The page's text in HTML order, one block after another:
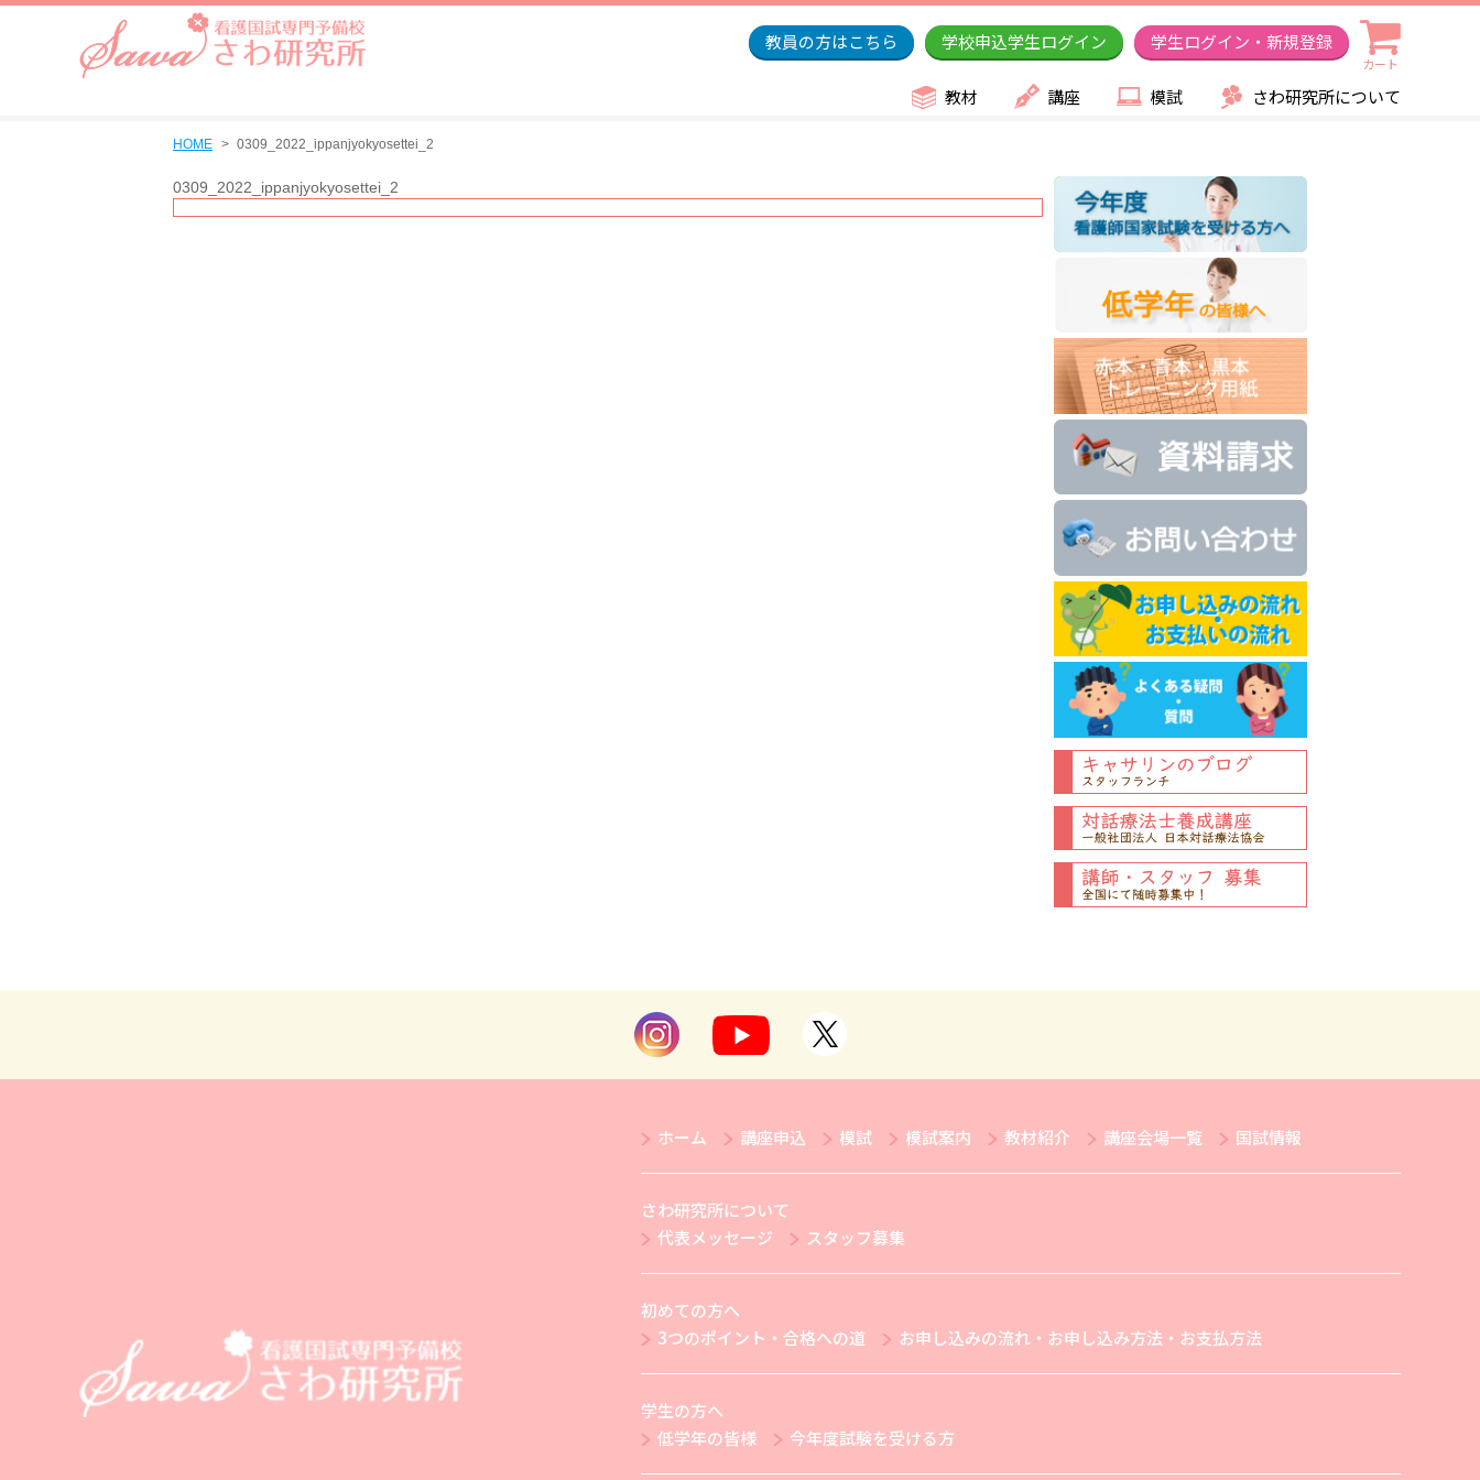
教員の方はこちら 学校申込学生ログイン 学生ログイン・新規登録
カート
教材 講座 模試 さわ研究所について
HOME 0309_2022_ippanjyokyosettei_2
0309_2022_ippanjyokyosettei_2
ホーム 講座申込 模試 模試案内 教材紹介 講座会場一覧 国試情報
さわ研究所について
代表メッセージ
スタッフ募集
初めての方へ
3つのポイント・合格への道
お申し込みの流れ・お申し込み方法・お支払方法
学生の方へ
低学年の皆様
今年度試験を受ける方